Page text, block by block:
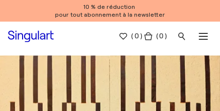
10 % de réduction
pour tout abonnement à la newsletter
(0 ) ( 0 )